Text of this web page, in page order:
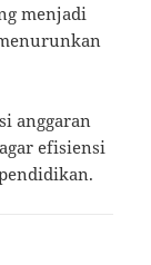
menjadi
anggaran
efisiensi